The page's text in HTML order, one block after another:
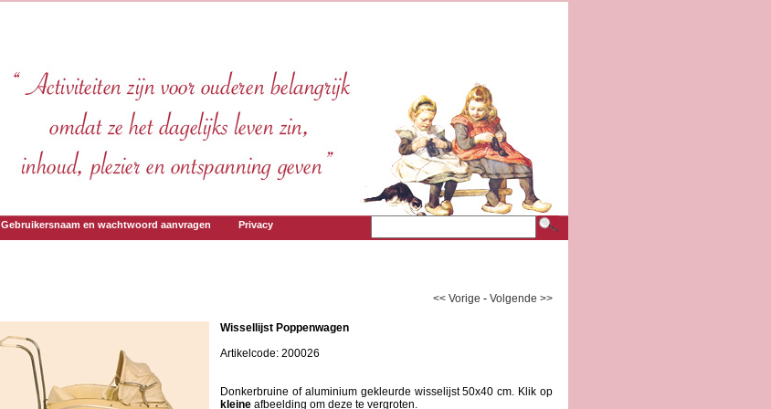
Gebruikersnaam en wachtwoord aanvragen Privacy
<< Vorige - Volgende >>
Wissellijst Poppenwagen
Artikelcode: 200026
Donkerbruine of aluminium gekleurde wisselijst 50x40 cm. Klik op
kleine afbeelding om deze te vergroten.